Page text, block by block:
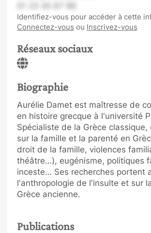
Identifiez-vous pour accéder à cette
Connectez-vous ou Inscrivez-vous
Réseaux sociaux
Biographie
Aurélie Damet est maîtresse de
en histoire grecque à l'université
Spécialiste de la Grèce classique,
sur la famille et la parenté en
droit de la famille, violences
théâtre…), eugénisme, politiques
inceste… Ses recherches portent
l'anthropologie de l'insulte et sur
Grèce ancienne.
Publications